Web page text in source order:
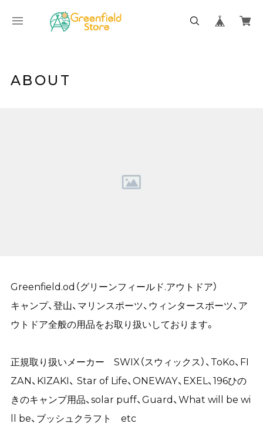
ABOUT
Greenfield.od（グリーンフィールド.アウトドア）
キャンプ、登山、マリンスポーツ、ウィンタースポーツ、ア
ウトドア全般の用品をお取り扱いしております。
正規取り扱いメーカー SWIX（スウィックス）、ToKo、FI
ZAN、KIZAKI、 Star of Life、ONEWAY、EXEL、196ひの
きのキャンプ用品、solar puff、Guard、What will be wi
ll be、ブッシュクラフト etc